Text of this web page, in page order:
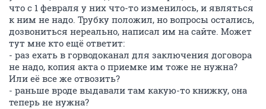
что с 1 февраля у них что-то изменилось, и являться
к ним не надо. Трубку положил, но вопросы остались,
дозвониться нереально, написал им на сайте. Может
тут мне кто ещё ответит:
- раз ехать в горводоканал для заключения договора
не надо, копия акта о приемке им тоже не нужна?
Или её все же отвозить?
- раньше вроде выдавали там какую-то книжку, она
теперь не нужна?